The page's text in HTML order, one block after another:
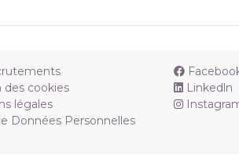
des cookies
légales
Données Personnelles
Linkedln